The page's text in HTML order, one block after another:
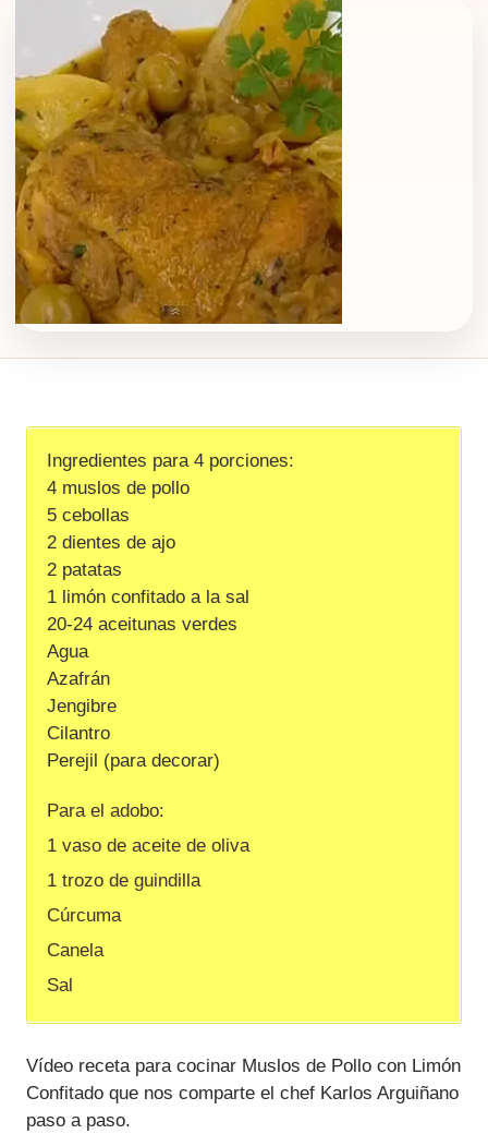
Ingredientes para 4 porciones:
4 muslos de pollo
5 cebollas
2 dientes de ajo
2 patatas
1 limón confitado a la sal
20-24 aceitunas verdes
Agua
Azafrán
Jengibre
Cilantro
Perejil (para decorar)
Para el adobo:
1 vaso de aceite de oliva
1 trozo de guindilla
Cúrcuma
Canela
Sal
Vídeo receta para cocinar Muslos de Pollo con Limón
Confitado que nos comparte el chef Karlos Arguiñano
paso a paso.